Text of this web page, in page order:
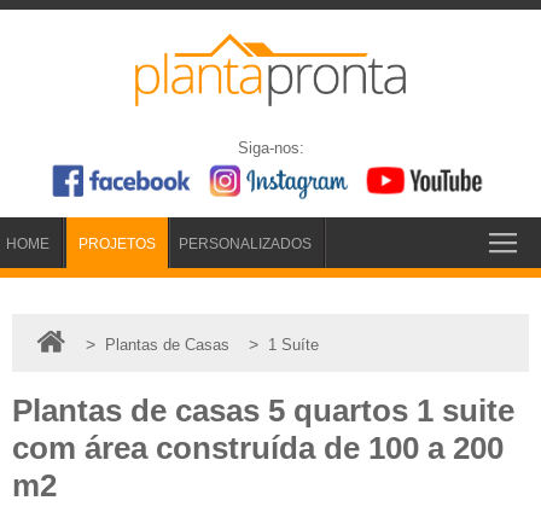
Siga-nos:
HOME PROJETOS PERSONALIZADOS
> Plantas de Casas > 1 Suíte
Plantas de casas 5 quartos 1 suite
com área construída de 100 a 200
m2